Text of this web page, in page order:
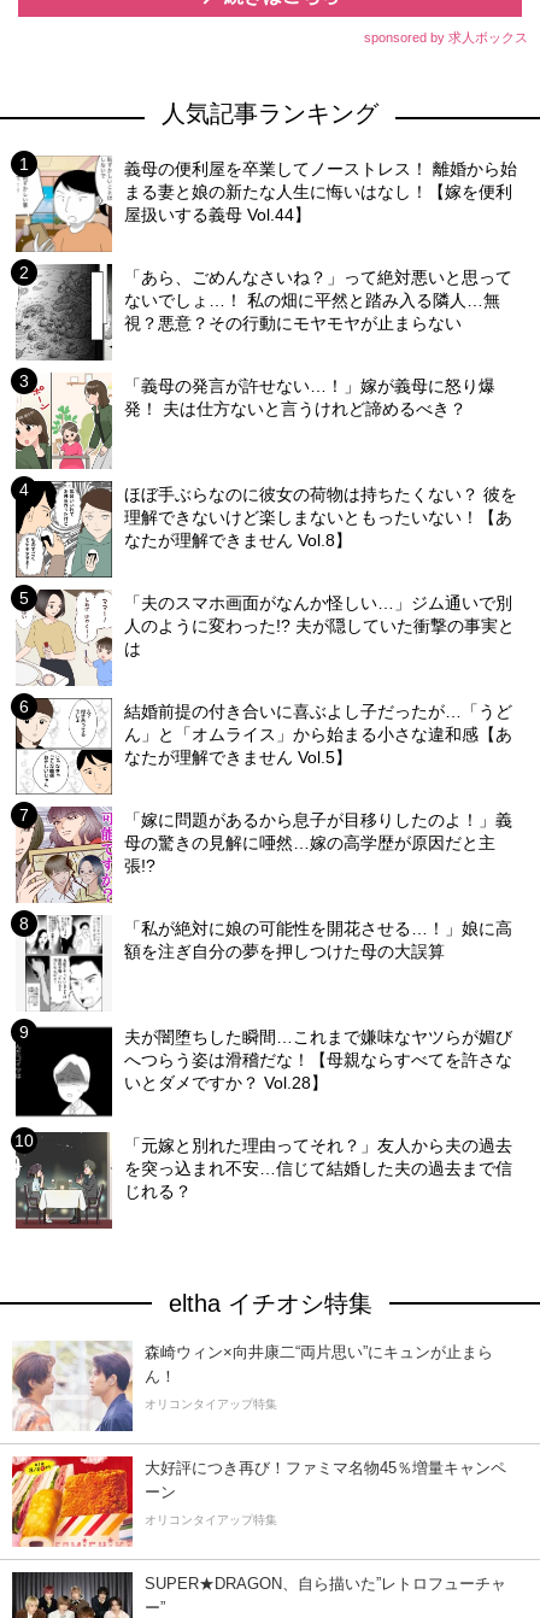
sponsored by 求人ボックス
人気記事ランキング
義母の便利屋を卒業してノーストレス！ 離婚から始
まる妻と娘の新たな人生に悔いはなし！【嫁を便利
屋扱いする義母 Vol.44】
「あら、ごめんなさいね？」って絶対悪いと思って
ないでしょ…！ 私の畑に平然と踏み入る隣人…無
視？悪意？その行動にモヤモヤが止まらない
「義母の発言が許せない…！」嫁が義母に怒り爆
発！ 夫は仕方ないと言うけれど諦めるべき？
ほぼ手ぶらなのに彼女の荷物は持ちたくない？ 彼を
理解できないけど楽しまないともったいない！【あ
なたが理解できません Vol.8】
「夫のスマホ画面がなんか怪しい…」ジム通いで別
人のように変わった!? 夫が隠していた衝撃の事実と
は
結婚前提の付き合いに喜ぶよし子だったが…「うど
ん」と「オムライス」から始まる小さな違和感【あ
なたが理解できません Vol.5】
「嫁に問題があるから息子が目移りしたのよ！」義
母の驚きの見解に唖然…嫁の高学歴が原因だと主
張!?
「私が絶対に娘の可能性を開花させる…！」娘に高
額を注ぎ自分の夢を押しつけた母の大誤算
夫が闇堕ちした瞬間…これまで嫌味なヤツらが媚び
へつらう姿は滑稽だな！【母親ならすべてを許さな
いとダメですか？ Vol.28】
「元嫁と別れた理由ってそれ？」友人から夫の過去
を突っ込まれ不安…信じて結婚した夫の過去まで信
じれる？
eltha イチオシ特集
森崎ウィン×向井康二“両片思い”にキュンが止まら
ん！
オリコンタイアップ特集
大好評につき再び！ファミマ名物45％増量キャンペ
ーン
オリコンタイアップ特集
SUPER★DRAGON、自ら描いた”レトロフューチャ
ー”